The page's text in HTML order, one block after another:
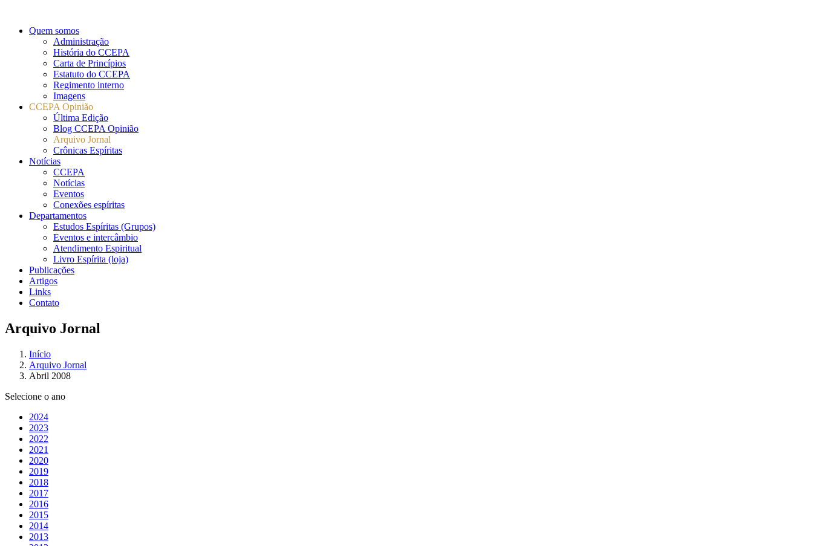
Quem somos
Administração
História do CCEPA
Carta de Princípios
Estatuto do CCEPA
Regimento interno
Imagens
CCEPA Opinião
Última Edição
Blog CCEPA Opinião
Arquivo Jornal
Crônicas Espíritas
Notícias
CCEPA
Notícias
Eventos
Conexões espíritas
Departamentos
Estudos Espíritas (Grupos)
Eventos e intercâmbio
Atendimento Espiritual
Livro Espírita (loja)
Publicações
Artigos
Links
Contato
Arquivo Jornal
Início
Arquivo Jornal
Abril 2008
Selecione o ano
2024
2023
2022
2021
2020
2019
2018
2017
2016
2015
2014
2013